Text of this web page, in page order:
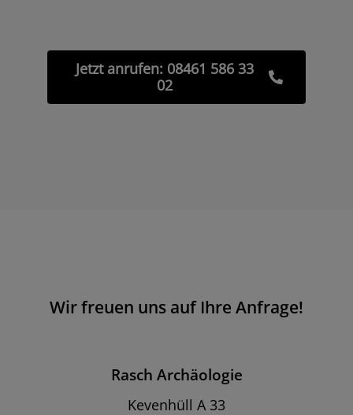
Jetzt anrufen: 08461 586 33
02
Wir freuen uns auf Ihre Anfrage!
Rasch Archäologie
Kevenhüll A 33